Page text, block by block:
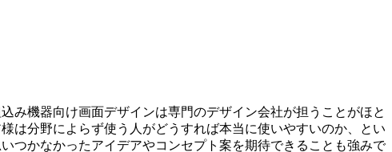
み機器向け画面デザインは専門のデザイン会社が担うことがほと
は分野によらず使う人がどうすれば本当に使いやすいのか、とい
つかなかったアイデアやコンセプト案を期待できることも強みで